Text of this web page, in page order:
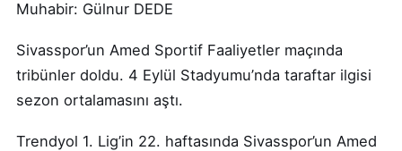
Muhabir: Gülnur DEDE
Sivasspor’un Amed Sportif Faaliyetler maçında
tribünler doldu. 4 Eylül Stadyumu’nda taraftar ilgisi
sezon ortalamasını aştı.
Trendyol 1. Lig’in 22. haftasında Sivasspor’un Amed